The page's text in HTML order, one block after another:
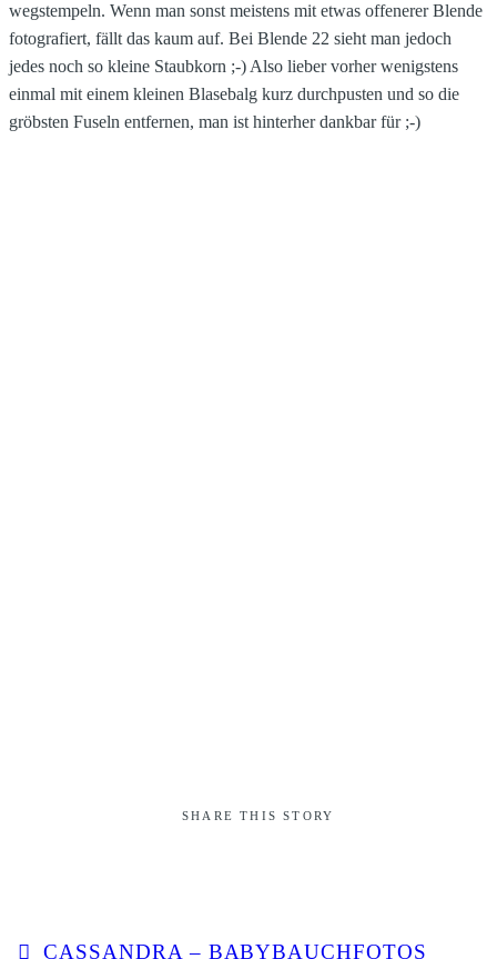
wegstempeln. Wenn man sonst meistens mit etwas offenerer Blende
fotografiert, fällt das kaum auf. Bei Blende 22 sieht man jedoch
jedes noch so kleine Staubkorn ;-) Also lieber vorher wenigstens
einmal mit einem kleinen Blasebalg kurz durchpusten und so die
gröbsten Fuseln entfernen, man ist hinterher dankbar für ;-)
SHARE THIS STORY
CASSANDRA – BABYBAUCHFOTOS